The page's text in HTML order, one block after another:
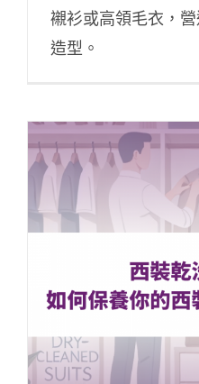
襯衫或高領毛衣，
造型。